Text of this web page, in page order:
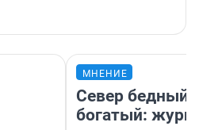
МНЕНИЕ
Север бедный,
богатый: